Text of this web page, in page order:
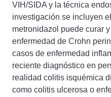
VIH/SIDA y la técnica
investigación se incluyen
metronidazol puede curar
enfermedad de Crohn
casos de enfermedad
reciente diagnóstico en
realidad colitis isquémica
como colitis ulcerosa o